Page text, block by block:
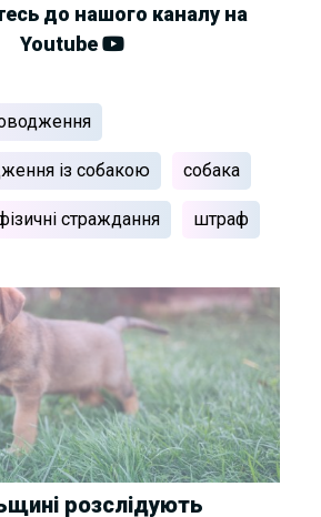
до нашого каналу на
Youtube
із собакою собака
страждання штраф
розслідують